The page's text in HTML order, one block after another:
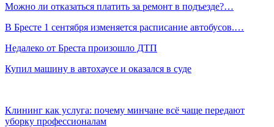
Можно ли отказаться платить за ремонт в подъезде?…
В Бресте 1 сентября изменяется расписание автобусов.…
Недалеко от Бреста произошло ДТП
Купил машину в автохаусе и оказался в суде
Клининг как услуга: почему минчане всё чаще передают
уборку профессионалам